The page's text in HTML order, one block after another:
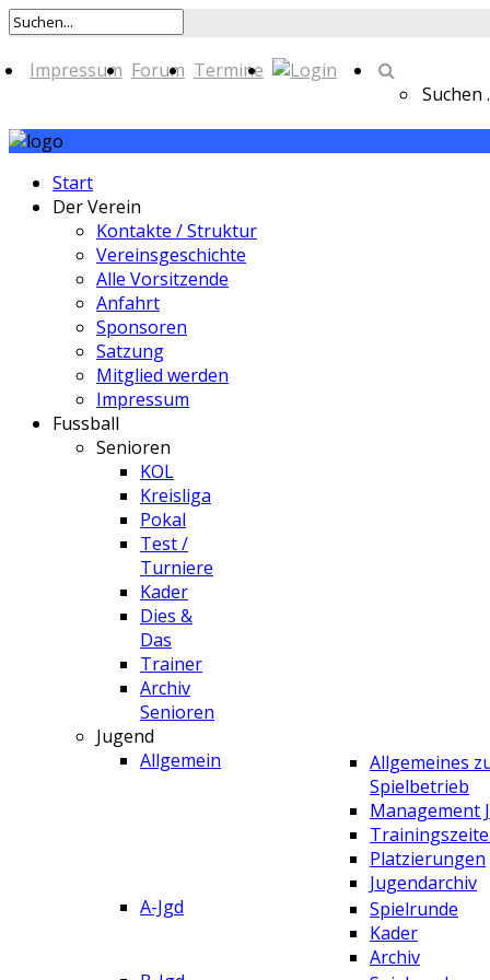
Impressum Forum Termine
Suchen
Start
Der Verein
Kontakte / Struktur
Vereinsgeschichte
Alle Vorsitzende
Anfahrt
Sponsoren
Satzung
Mitglied werden
Impressum
Fussball
Senioren
KOL
Kreisliga
Pokal
Test /
Turniere
Kader
Dies &
Das
Trainer
Archiv
Senioren
Jugend
Allgemein
Allgemeines
Spielbetrieb
Management
Platzierungen
Jugendarchiv
A-Jgd
Spielrunde
Kader
Archiv